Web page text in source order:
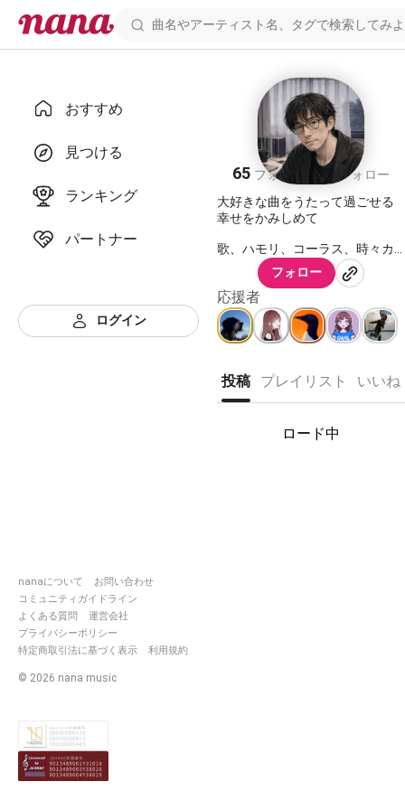
おすすめ
見つける
ランキング
パートナー
ログイン
nanaについて
お問い合わせ
コミュニティガイドライン
よくある質問
運営会社
プライバシーポリシー
特定商取引法に基づく表示
利用規約
© 2026 nana music
ダイテン
65 フォロワー 47
フォロー
大好きな曲をうたって過ごせる
幸せをかみしめて
歌、ハモリ、コーラス、時々カ
聴いてくれた人、コメントくれ
る人、ありがとう。
○の確認がとれた曲のみ、あげる
ようにしてます。そうでない方
を非難するつもりはありませ
フォロー
応援者
投稿 プレイリスト いいね
ロード中